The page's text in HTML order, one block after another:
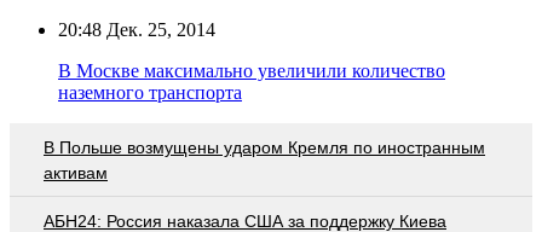
20:48 Дек. 25, 2014
В Москве максимально увеличили количество
наземного транспорта
В Польше возмущены ударом Кремля по иностранным
активам
АБН24: Россия наказала США за поддержку Киева